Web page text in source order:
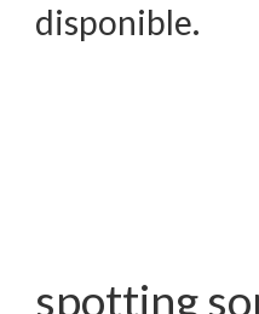
disponible.
spotting